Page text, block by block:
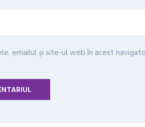
emailul și site-ul web în acest